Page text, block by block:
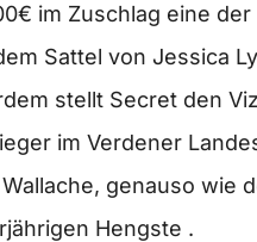
im Zuschlag eine
Sattel von Jessica
stellt Secret den
im Verdener
genauso wie
Hengste .